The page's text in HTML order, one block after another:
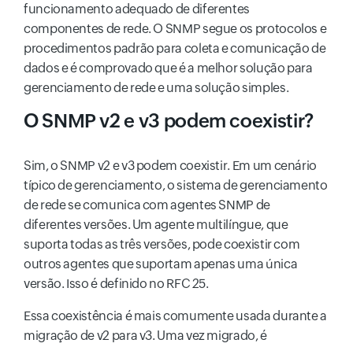
funcionamento adequado de diferentes
componentes de rede. O SNMP segue os protocolos e
procedimentos padrão para coleta e comunicação de
dados e é comprovado que é a melhor solução para
gerenciamento de rede e uma solução simples.
O SNMP v2 e v3 podem coexistir?
Sim, o SNMP v2 e v3 podem coexistir. Em um cenário
típico de gerenciamento, o sistema de gerenciamento
de rede se comunica com agentes SNMP de
diferentes versões. Um agente multilíngue, que
suporta todas as três versões, pode coexistir com
outros agentes que suportam apenas uma única
versão. Isso é definido no RFC 25.
Essa coexistência é mais comumente usada durante a
migração de v2 para v3. Uma vez migrado, é